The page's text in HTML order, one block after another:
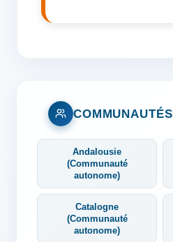
COMMUNAUTÉS
Andalousie
(Communauté
autonome)
Catalogne
(Communauté
autonome)